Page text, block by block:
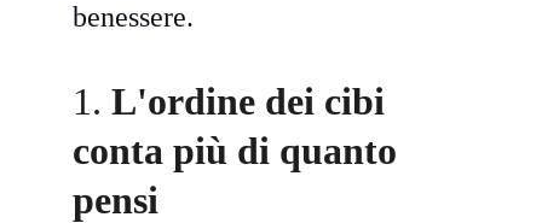
benessere.
1. L'ordine dei cibi
conta più di quanto
pensi